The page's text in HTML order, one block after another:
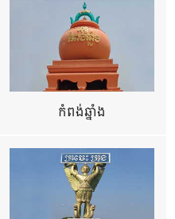
កំពង់ឆ្នាំង